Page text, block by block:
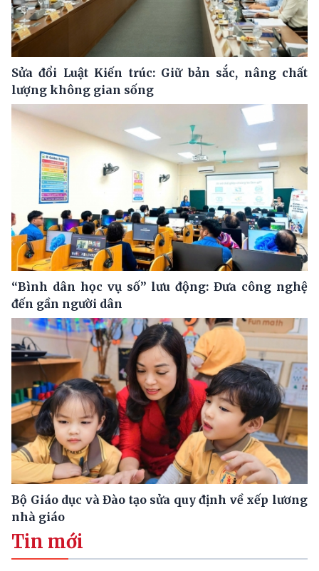
Sửa đổi Luật Kiến trúc: Giữ bản sắc, nâng chất
lượng không gian sống
“Bình dân học vụ số” lưu động: Đưa công nghệ
đến gần người dân
Bộ Giáo dục và Đào tạo sửa quy định về xếp lương
nhà giáo
Tin mới